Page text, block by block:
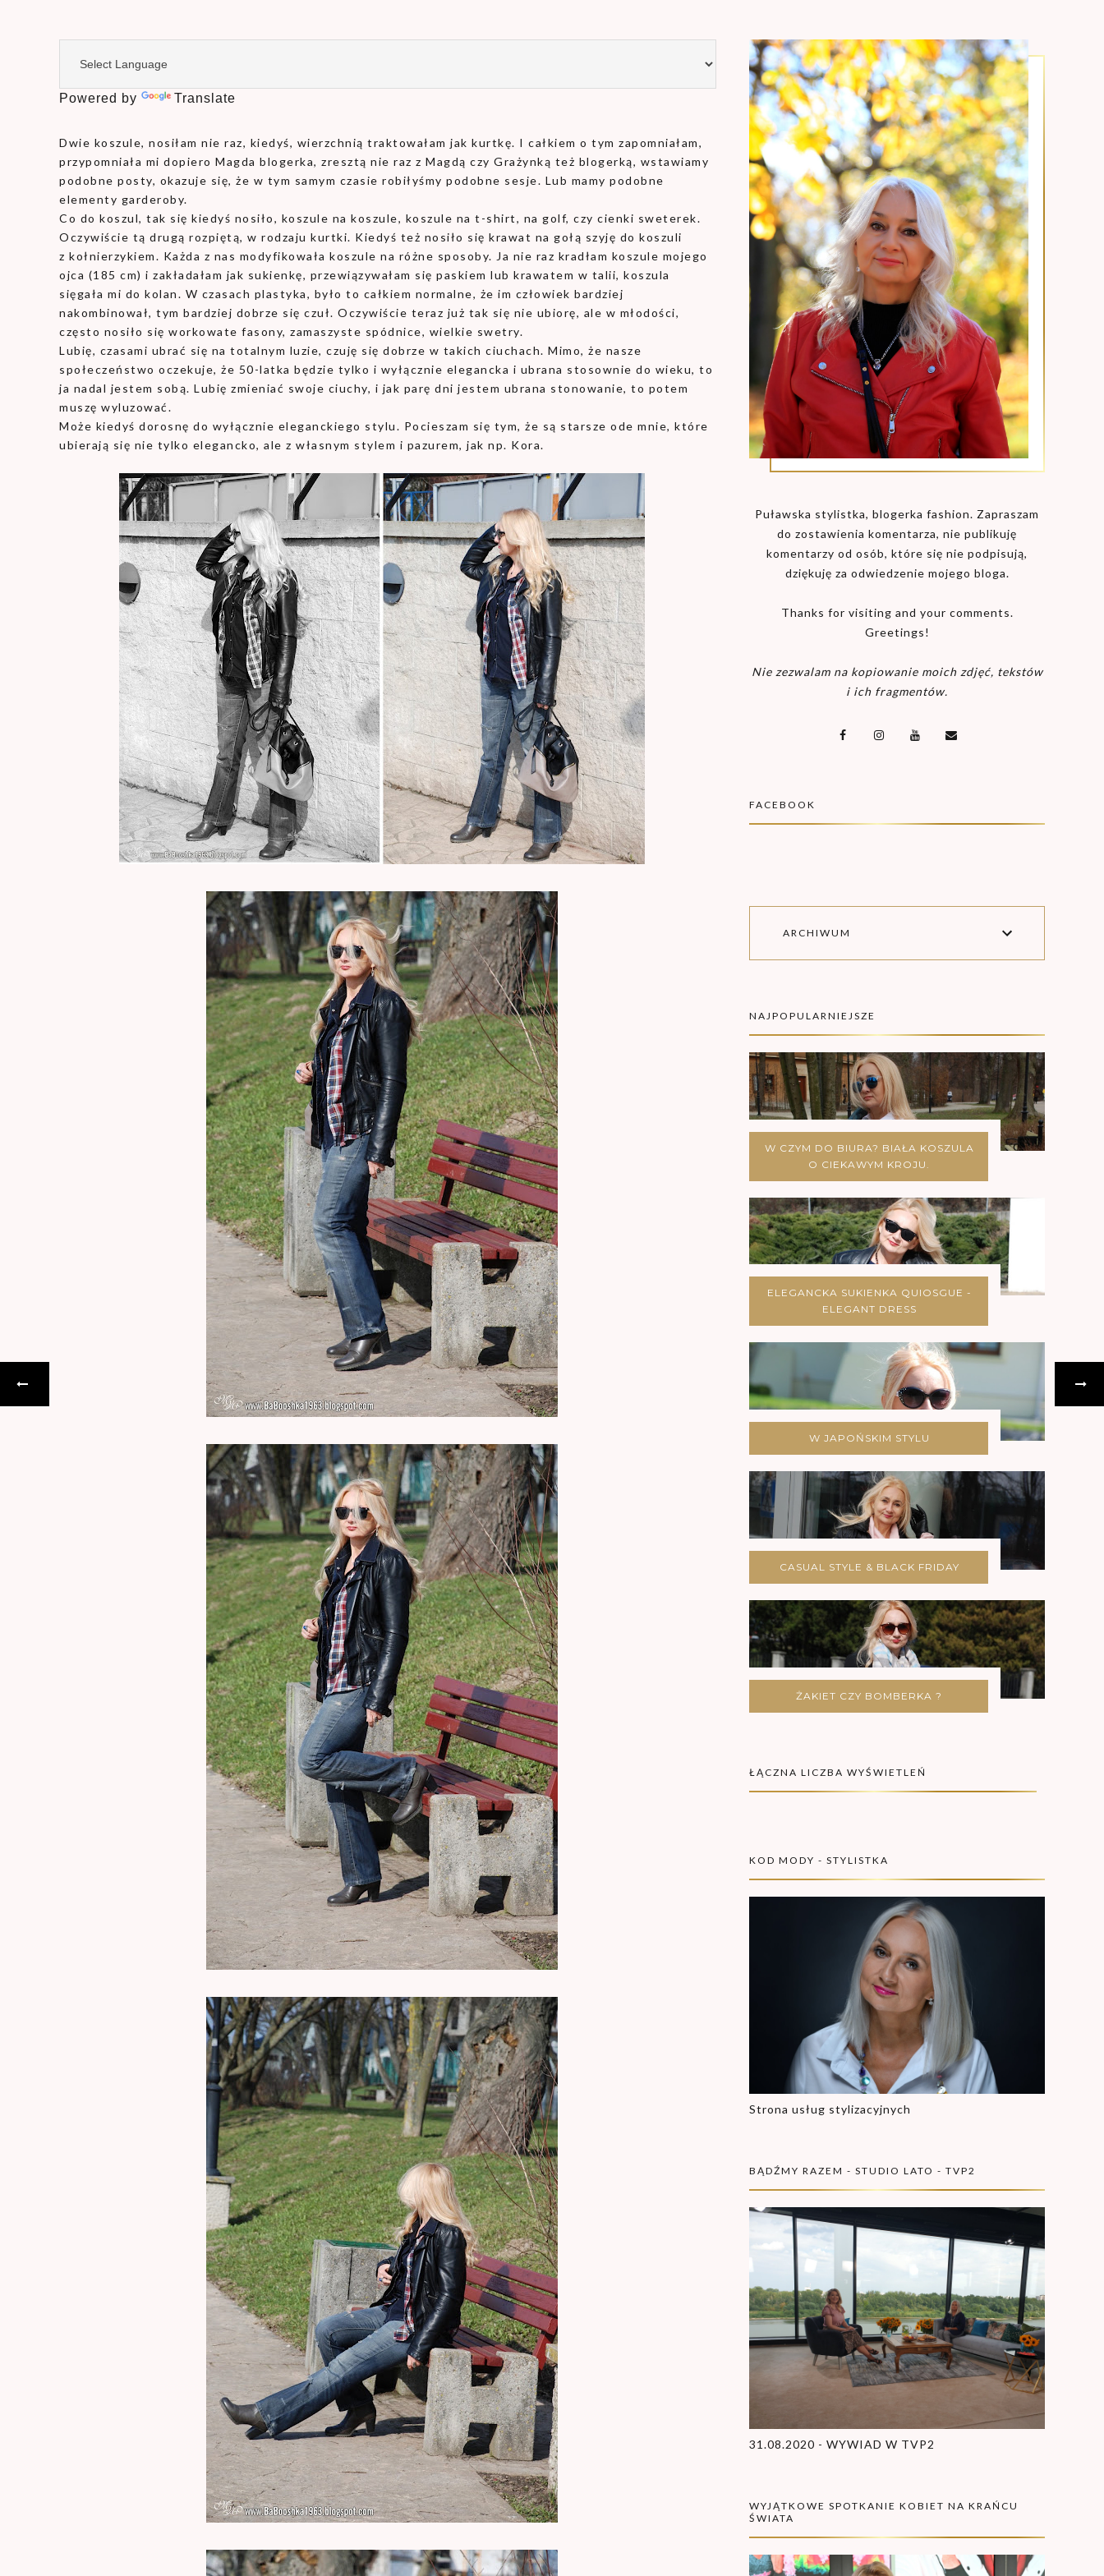
Powered by Translate
Dwie koszule, nosiłam nie raz, kiedyś, wierzchnią traktowałam jak kurtkę. I całkiem o tym zapomniałam,
przypomniała mi dopiero Magda blogerka, zresztą nie raz z Magdą czy Grażynką też blogerką, wstawiamy
podobne posty, okazuje się, że w tym samym czasie robiłyśmy podobne sesje. Lub mamy podobne
elementy garderoby.
Co do koszul, tak się kiedyś nosiło, koszule na koszule, koszule na t-shirt, na golf, czy cienki sweterek.
Oczywiście tą drugą rozpiętą, w rodzaju kurtki. Kiedyś też nosiło się krawat na gołą szyję do koszuli
z kołnierzykiem. Każda z nas modyfikowała koszule na różne sposoby. Ja nie raz kradłam koszule mojego
ojca (185 cm) i zakładałam jak sukienkę, przewiązywałam się paskiem lub krawatem w talii, koszula
sięgała mi do kolan. W czasach plastyka, było to całkiem normalne, że im człowiek bardziej
nakombinował, tym bardziej dobrze się czuł. Oczywiście teraz już tak się nie ubiorę, ale w młodości,
często nosiło się workowate fasony, zamaszyste spódnice, wielkie swetry.
Lubię, czasami ubrać się na totalnym luzie, czuję się dobrze w takich ciuchach. Mimo, że nasze
społeczeństwo oczekuje, że 50-latka będzie tylko i wyłącznie elegancka i ubrana stosownie do wieku, to
ja nadal jestem sobą. Lubię zmieniać swoje ciuchy, i jak parę dni jestem ubrana stonowanie, to potem
muszę wyluzować.
Może kiedyś dorosnę do wyłącznie eleganckiego stylu. Pocieszam się tym, że są starsze ode mnie, które
ubierają się nie tylko elegancko, ale z własnym stylem i pazurem, jak np. Kora.
Puławska stylistka, blogerka fashion. Zapraszam
do zostawienia komentarza, nie publikuję
komentarzy od osób, które się nie podpisują,
dziękuję za odwiedzenie mojego bloga.
Thanks for visiting and your comments.
Greetings!
Nie zezwalam na kopiowanie moich zdjęć, tekstów
i ich fragmentów.
FACEBOOK
ARCHIWUM
NAJPOPULARNIEJSZE
W CZYM DO BIURA? BIAŁA KOSZULA
O CIEKAWYM KROJU.
ELEGANCKA SUKIENKA QUIOSGUE -
ELEGANT DRESS
W JAPOŃSKIM STYLU
CASUAL STYLE & BLACK FRIDAY
ŻAKIET CZY BOMBERKA ?
ŁĄCZNA LICZBA WYŚWIETLEŃ
KOD MODY - STYLISTKA
Strona usług stylizacyjnych
BĄDŹMY RAZEM - STUDIO LATO - TVP2
31.08.2020 - WYWIAD W TVP2
WYJĄTKOWE SPOTKANIE KOBIET NA KRAŃCU
ŚWIATA